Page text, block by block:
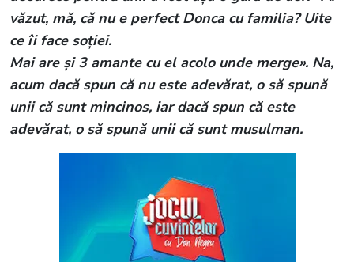
văzut, mă, că nu e perfect Donca cu familia? Uite
ce îi face soției.
Mai are și 3 amante cu el acolo unde merge». Na,
acum dacă spun că nu este adevărat, o să spună
unii că sunt mincinos, iar dacă spun că este
adevărat, o să spună unii că sunt musulman.